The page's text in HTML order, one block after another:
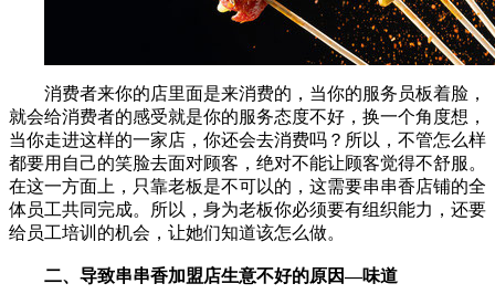
消费者来你的店里面是来消费的，当你的服务员板着脸，
就会给消费者的感受就是你的服务态度不好，换一个角度想，
当你走进这样的一家店，你还会去消费吗？所以，不管怎么样
都要用自己的笑脸去面对顾客，绝对不能让顾客觉得不舒服。
在这一方面上，只靠老板是不可以的，这需要串串香店铺的全
体员工共同完成。所以，身为老板你必须要有组织能力，还要
给员工培训的机会，让她们知道该怎么做。
二、导致串串香加盟店生意不好的原因—味道